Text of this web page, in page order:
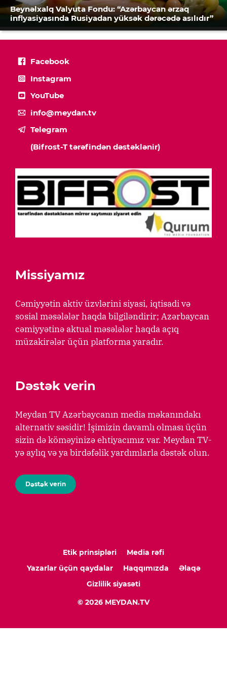
Beynəlxalq Valyuta Fondu: “Azərbaycan ərzaq
inflyasiyasında Rusiyadan yüksək dərəcədə asılıdır”
Facebook
Instagram
YouTube
info@meydan.tv
Telegram
(Bifrost-T tərəfindən dəstəklənir)
Missiyamız
Cəmiyyətin aktiv üzvlərini siyasi, iqtisadi və
sosial məsələlər haqda bilgiləndirir; Azərbaycan
cəmiyyətinə aktual məsələlər haqda açıq
müzakirələr üçün platforma yaradır.
Dəstək verin
Meydan TV Azərbaycanın media məkanındakı
alternativ səsidir! İşimizin davamlı olması üçün
sizin də köməyinizə ehtiyacımız var. Meydan TV-
yə aylıq və ya birdəfəlik yardımlarla dəstək olun.
Dəstək verin
Etik prinsipləri
Media rəfi
Yazarlar üçün qaydalar
Haqqımızda
Əlaqə
Gizlilik siyasəti
© 2026 MEYDAN.TV